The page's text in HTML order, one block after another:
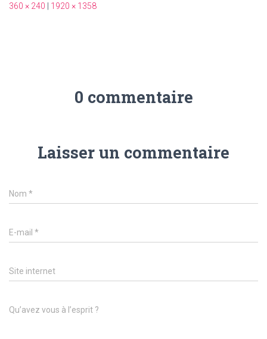
360 × 240 | 1920 × 1358
0 commentaire
Laisser un commentaire
Nom *
E-mail *
Site internet
Qu’avez vous à l’esprit ?